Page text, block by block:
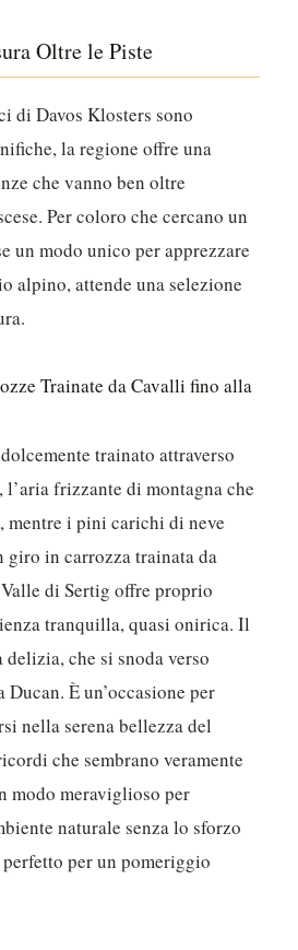
Oltre le Piste
di Davos Klosters sono
la regione offre una
che vanno ben oltre
Per coloro che cercano un
un modo unico per apprezzare
alpino, attende una selezione
Trainate da Cavalli fino alla
trainato attraverso
frizzante di montagna che
i pini carichi di neve
giro in carrozza trainata da
di Sertig offre proprio
tranquilla, quasi onirica. Il
che si snoda verso
Ducan. È un’occasione per
nella serena bellezza del
che sembrano veramente
modo meraviglioso per
naturale senza lo sforzo
per un pomeriggio